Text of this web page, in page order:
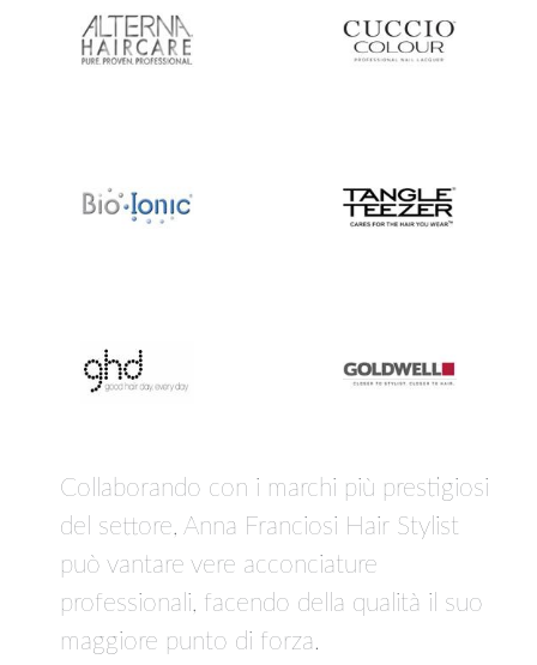
Collaborando con i marchi più prestigiosi
del settore, Anna Franciosi Hair Stylist
può vantare vere acconciature
professionali, facendo della qualità il suo
maggiore punto di forza.